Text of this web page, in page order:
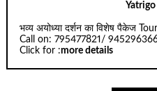
Yatrigo
भव्य अयोध्या दर्शन का विशेष पैकेज
Call on: 795477821/
Click for :more details